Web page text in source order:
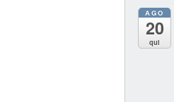
AGO
20
qui